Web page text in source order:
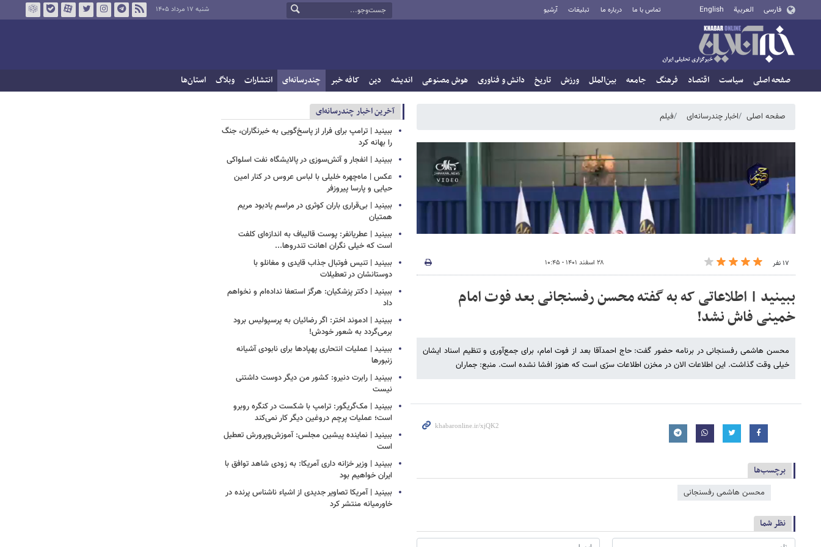
فارسی العربية English تماس با ما درباره ما تبلیغات آرشیو شنبه ۱۷ مرداد ۱۴۰۵
صفحه اصلی سیاست اقتصاد فرهنگ جامعه بین‌الملل ورزش تاریخ دانش و فناوری هوش مصنوعی اندیشه دین کافه خبر چندرسانه‌ای انتشارات وبلاگ استان‌ها
صفحه اصلی اخبار چندرسانه‌ای فیلم
۱۷ نفر ۲۸ اسفند ۱۴۰۱ - ۱۰:۴۵
ببینید | اطلاعاتی که به گفته محسن رفسنجانی بعد فوت امام
خمینی فاش نشد!
محسن هاشمی رفسنجانی در برنامه حضور گفت: حاج احمدآقا بعد از فوت امام، برای جمع‌آوری و تنظیم اسناد ایشان
خیلی وقت گذاشت. این اطلاعات الان در مخزن اطلاعات سرّی است که هنوز افشا نشده است. منبع: جماران
برچسب‌ها
محسن هاشمی رفسنجانی
نظر شما
آخرین اخبار چندرسانه‌ای
ببینید | ترامپ برای فرار از پاسخ‌گویی به خبرنگاران، جنگ
را بهانه کرد
ببینید | انفجار و آتش‌سوزی در پالایشگاه نفت اسلواکی
عکس | ماه‌چهره خلیلی با لباس عروس در کنار امین
حیایی و پارسا پیروزفر
ببینید | بی‌قراری باران کوثری در مراسم یادبود مریم
همتیان
ببینید | عطریانفر: پوست قالیباف به اندازه‌ای کلفت
است که خیلی نگران اهانت تندروها...
ببینید | تنیس فوتبال جذاب قایدی و مغانلو با
دوستانشان در تعطیلات
ببینید | دکتر پزشکیان: هرگز استعفا نداده‌ام و نخواهم
داد
ببینید | ادموند اختر: اگر رضائیان به پرسپولیس برود
برمی‌گردد به شعور خودش!
ببینید | عملیات انتحاری پهپادها برای نابودی آشیانه
زنبورها
ببینید | رابرت دنیرو: کشور من دیگر دوست داشتنی
نیست
ببینید | مک‌گریگور: ترامپ با شکست در کنگره روبرو
است؛ عملیات پرچم دروغین دیگر کار نمی‌کند
ببینید | نماینده پیشین مجلس: آموزش‌وپرورش تعطیل
است
ببینید | وزیر خزانه داری آمریکا: به زودی شاهد توافق با
ایران خواهیم بود
ببینید | آمریکا تصاویر جدیدی از اشیاء ناشناس پرنده در
خاورمیانه منتشر کرد